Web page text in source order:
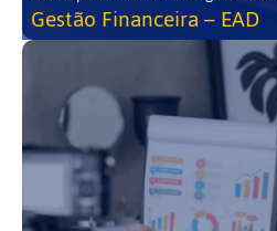
Gestão Financeira – EAD